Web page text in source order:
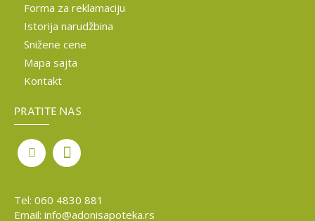
Forma za reklamaciju
Istorija narudžbina
Snižene cene
Mapa sajta
Kontakt
PRATITE NAS
Tel: 060 4830 881
Email: info@adonisapoteka.rs